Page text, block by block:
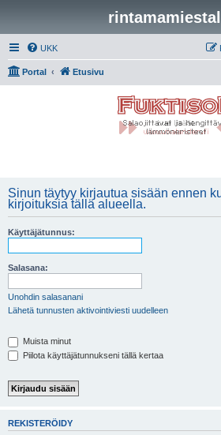
UKK
Portal Etusivu
Sinun täytyy kirjautua sisään ennen
kirjoituksia tällä alueella.
Käyttäjätunnus:
Salasana:
Unohdin salasanani
Lähetä tunnusten aktivointiviesti uudelleen
Muista minut
Piilota käyttäjätunnukseni tällä kertaa
REKISTERÖIDY